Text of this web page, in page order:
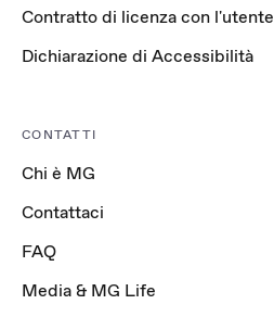
Contratto di licenza con l'utente
Dichiarazione di Accessibilità
CONTATTI
Chi è MG
Contattaci
FAQ
Media & MG Life